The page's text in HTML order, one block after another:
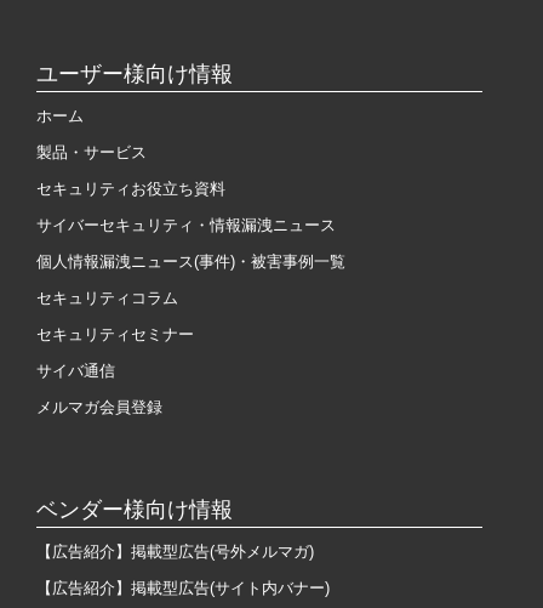
ユーザー様向け情報
ホーム
製品・サービス
セキュリティお役立ち資料
サイバーセキュリティ・情報漏洩ニュース
個人情報漏洩ニュース(事件)・被害事例一覧
セキュリティコラム
セキュリティセミナー
サイバ通信
メルマガ会員登録
ベンダー様向け情報
【広告紹介】掲載型広告(号外メルマガ)
【広告紹介】掲載型広告(サイト内バナー)